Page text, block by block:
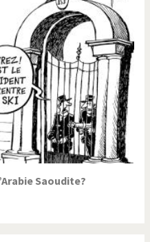
Un monde de foot
Saoudite?